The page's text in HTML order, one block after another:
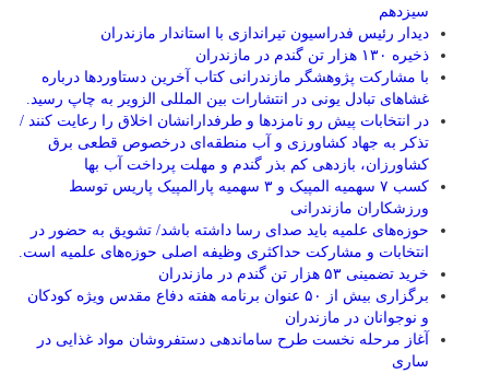
سیزدهم
دیدار رئیس فدراسیون تیراندازی با استاندار مازندران
ذخیره ۱۳۰ هزار تن گندم در مازندران
با مشارکت پژوهشگر مازندرانی كتاب آخرین دستاوردها درباره
غشاهای تبادل یونی در انتشارات بین المللی الزویر به چاپ رسید.
در انتخابات پیش رو نامزدها و طرفدارانشان اخلاق را رعایت کنند /
تذکر به جهاد کشاورزی و آب منطقه‌ای درخصوص قطعی برق
کشاورزان، بازدهی کم بذر گندم و مهلت پرداخت آب بها
کسب ۷ سهمیه المپیک و ۳ سهمیه پارالمپیک پاریس توسط
ورزشکاران مازندرانی
حوزه‌های علمیه باید صدای رسا داشته باشد/ تشویق به حضور در
انتخابات و مشارکت حداکثری وظیفه اصلی حوزه‌های علمیه است.
خرید تضمینی ۵۳ هزار تن گندم در مازندران
برگزاری بیش از ۵۰ عنوان برنامه هفته دفاع مقدس ویژه کودکان
و نوجوانان در مازندران
آغاز مرحله نخست طرح ساماندهی دستفروشان مواد غذایی در
ساری